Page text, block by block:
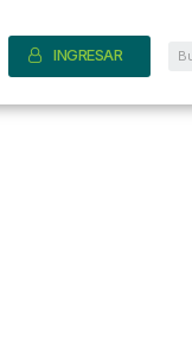
INGRESAR